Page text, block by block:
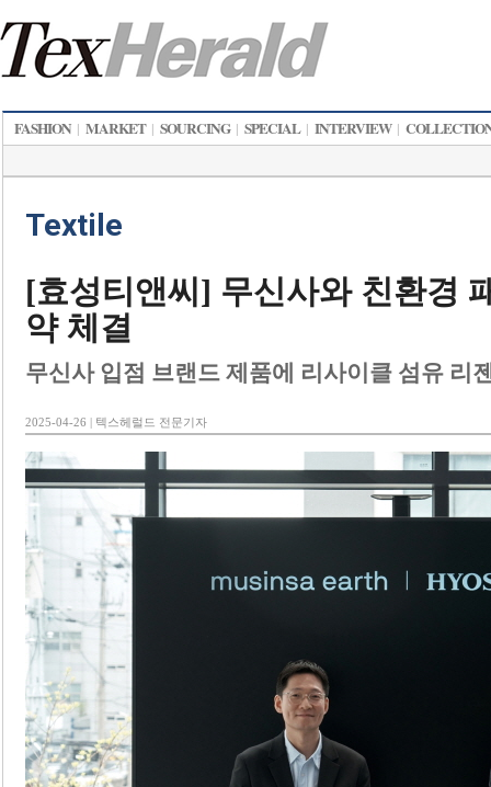
FASHION | MARKET | SOURCING | SPECIAL | INTERVIEW |
Textile
[효성티앤씨] 무신사와 친환경
약 체결
무신사 입점 브랜드 제품에 리사이클 섬유 리
2025-04-26 | 텍스헤럴드 전문기자